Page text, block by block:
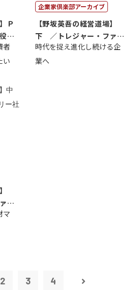
Ｐ
会
者
い
企業家倶楽部アーカイブ
【野坂英吾の経営道場】
下 ／トレジャー・ファク
トリー社長野坂...
時代を捉え進化し続ける企
業へ
ク
マ
2 3 4